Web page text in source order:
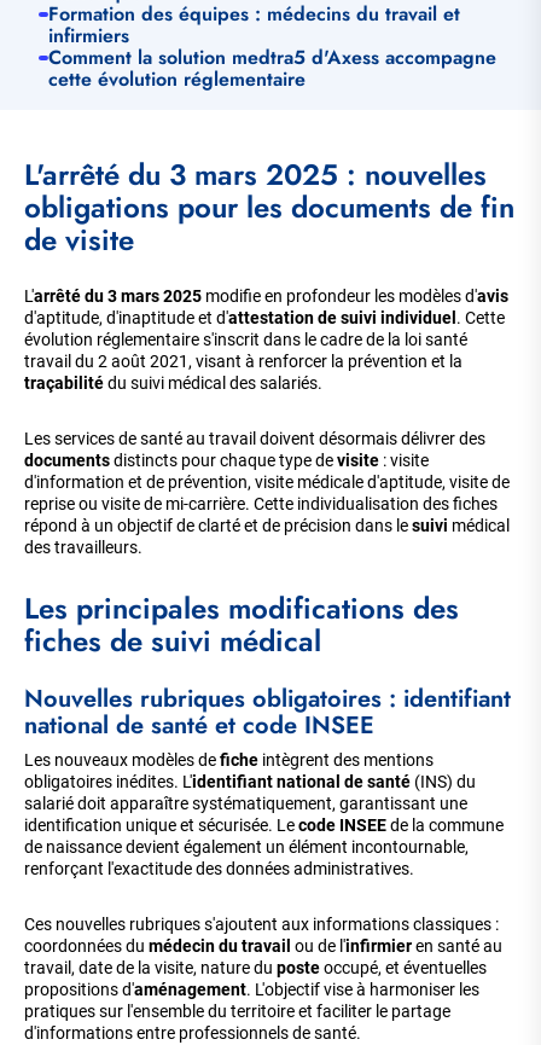
Formation des équipes : médecins du travail et
infirmiers
Comment la solution medtra5 d'Axess accompagne
cette évolution réglementaire
L'arrêté du 3 mars 2025 : nouvelles
obligations pour les documents de fin
de visite
L'arrêté du 3 mars 2025 modifie en profondeur les modèles d'avis
d'aptitude, d'inaptitude et d'attestation de suivi individuel . Cette
évolution réglementaire s'inscrit dans le cadre de la loi santé
travail du 2 août 2021, visant à renforcer la prévention et la
traçabilitédu suivi médical des salariés.
Les services de santé au travail doivent désormais délivrer des
documentsdistincts pour chaque type devisite : visite
d'information et de prévention, visite médicale d'aptitude, visite de
reprise ou visite de mi-carrière. Cette individualisation des fiches
répond à un objectif de clarté et de précision dans lesuivi médical
des travailleurs.
Les principales modifications des
fiches de suivi médical
Nouvelles rubriques obligatoires : identifiant
national de santé et code INSEE
Les nouveaux modèles defiche intègrent des mentions
obligatoires inédites. L'identifiant national de santé (INS) du
salarié doit apparaître systématiquement, garantissant une
identification unique et sécurisée. Lecode INSEEde la commune
de naissance devient également un élément incontournable,
renforçant l'exactitude des données administratives.
Ces nouvelles rubriques s'ajoutent aux informations classiques :
coordonnées du médecin du travail ou de l'infirmieren santé au
travail, date de la visite, nature du posteoccupé, et éventuelles
propositions d'aménagement. L'objectif vise à harmoniser les
pratiques sur l'ensemble du territoire et faciliter le partage
d'informations entre professionnels de santé.